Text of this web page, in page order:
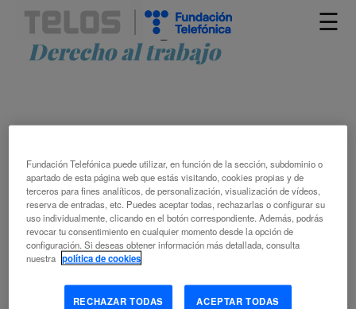
☰
Artículos etiquetados como
Derecho al trabajo
QUE NO CUNDA EL PÁNICO. HABEMUS
TRABAJO
AMÉRICA LATINA
CONDICIONES DE
Fundación Telefónica puede utilizar, en función de la sección, subdominio o
apartado de esta página web que estás visitando, cookies propias y de
terceros para fines analíticos, de personalización, visualización de vídeos,
reserva de entradas, etc. Puedes aceptar todas, rechazarlas o configurar su
uso individualmente, clicando en el botón correspondiente. Además, podrás
revocar tu consentimiento en cualquier momento desde la opción de
configuración. Si deseas obtener información más detallada, consulta
nuestra política de cookies
RECHAZAR TODAS ACEPTAR TODAS